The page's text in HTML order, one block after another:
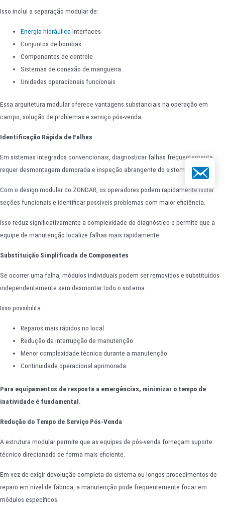
Isso inclui a separação modular de:
Energia hidráulica Interfaces
Conjuntos de bombas
Componentes de controle
Sistemas de conexão de mangueira
Unidades operacionais funcionais
Essa arquitetura modular oferece vantagens substanciais na operação em
campo, solução de problemas e serviço pós-venda.
Identificação Rápida de Falhas
Em sistemas integrados convencionais, diagnosticar falhas frequentemente
requer desmontagem demorada e inspeção abrangente do sistema.
Com o design modular do ZONDAR, os operadores podem rapidamente isolar
seções funcionais e identificar possíveis problemas com maior eficiência.
Isso reduz significativamente a complexidade do diagnóstico e permite que a
equipe de manutenção localize falhas mais rapidamente.
Substituição Simplificada de Componentes
Se ocorrer uma falha, módulos individuais podem ser removidos e substituídos
independentemente sem desmontar todo o sistema.
Isso possibilita:
Reparos mais rápidos no local
Redução da interrupção de manutenção
Menor complexidade técnica durante a manutenção
Continuidade operacional aprimorada
Para equipamentos de resposta a emergências, minimizar o tempo de
inatividade é fundamental.
Redução do Tempo de Serviço Pós-Venda
A estrutura modular permite que as equipes de pós-venda forneçam suporte
técnico direcionado de forma mais eficiente.
Em vez de exigir devolução completa do sistema ou longos procedimentos de
reparo em nível de fábrica, a manutenção pode frequentemente focar em
módulos específicos.
E-mail